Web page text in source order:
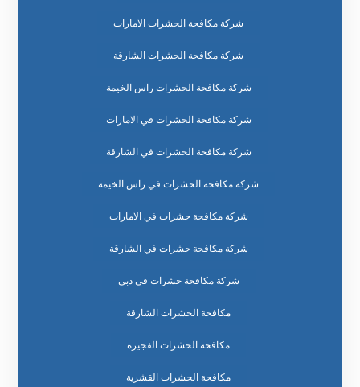
شركة مكافحة الحشرات الامارات
شركة مكافحة الحشرات الشارقة
شركة مكافحة الحشرات راس الخيمة
شركة مكافحة الحشرات في الامارات
شركة مكافحة الحشرات في الشارقة
شركة مكافحة الحشرات في راس الخيمة
شركة مكافحة حشرات في الامارات
شركة مكافحة حشرات في الشارقة
شركة مكافحة حشرات في دبي
مكافحة الحشرات الشارقة
مكافحة الحشرات الفجيرة
مكافحة الحشرات القشرية